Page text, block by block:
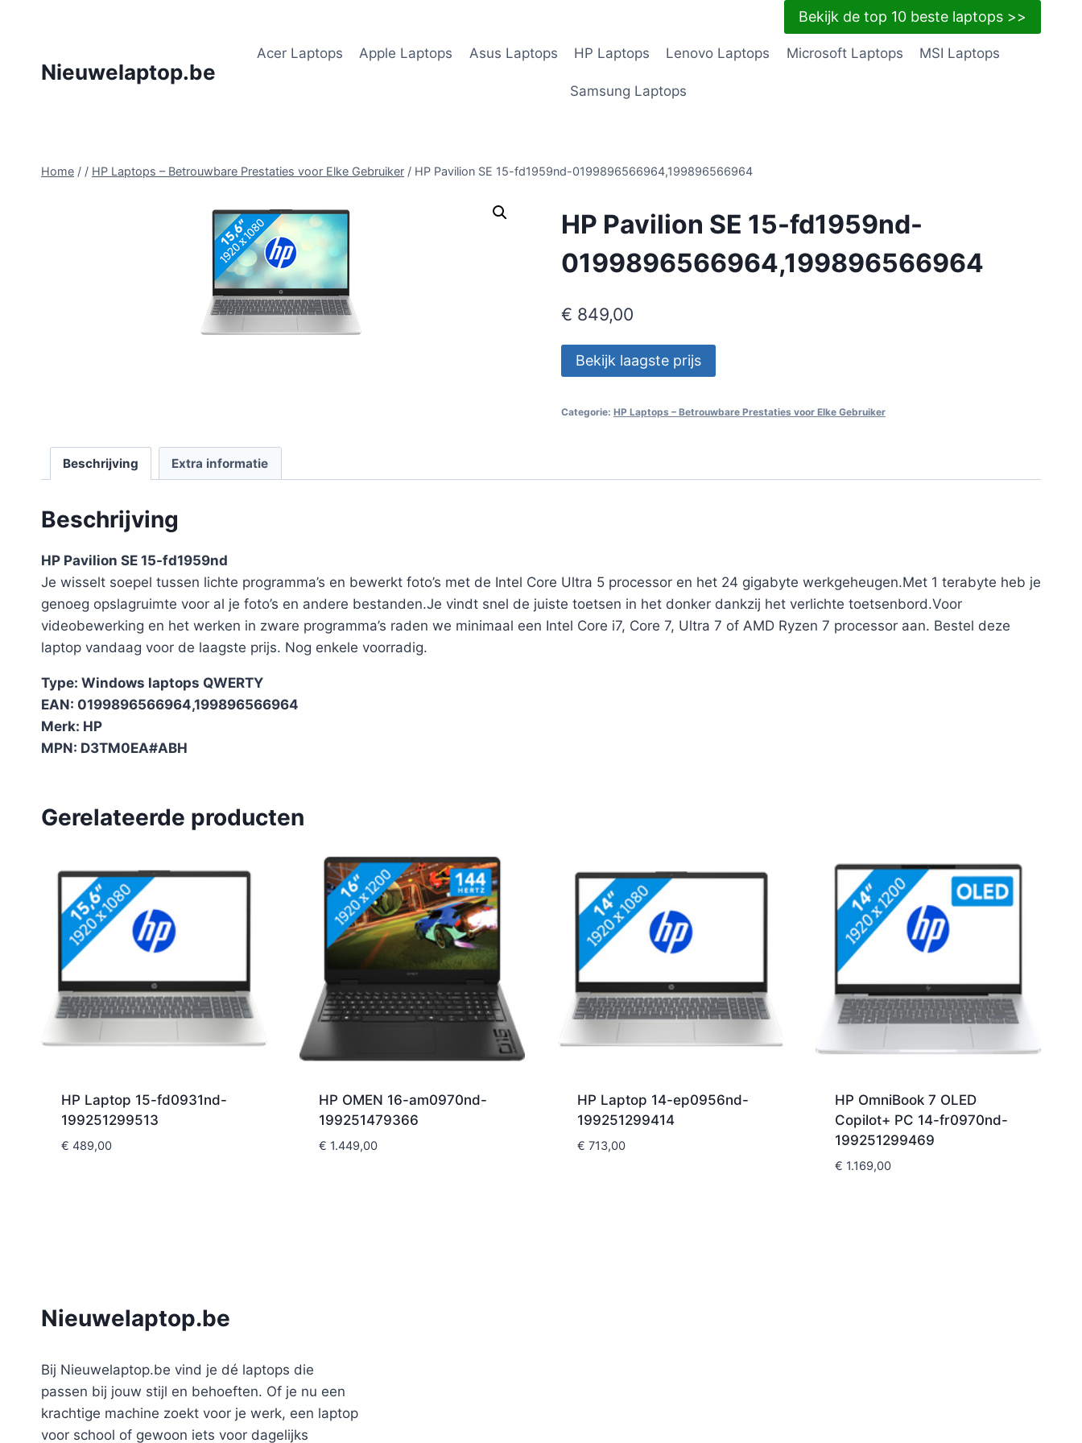
Bekijk de top 10 beste laptops >>
Nieuwelaptop.be
Acer Laptops Apple Laptops Asus Laptops HP Laptops Lenovo Laptops Microsoft Laptops MSI Laptops
Samsung Laptops
Home / / HP Laptops – Betrouwbare Prestaties voor Elke Gebruiker / HP Pavilion SE 15-fd1959nd-0199896566964,199896566964
HP Pavilion SE 15-fd1959nd-
0199896566964,199896566964
€ 849,00
Bekijk laagste prijs
Categorie: HP Laptops – Betrouwbare Prestaties voor Elke Gebruiker
Beschrijving Extra informatie
Beschrijving
HP Pavilion SE 15-fd1959nd
Je wisselt soepel tussen lichte programma’s en bewerkt foto’s met de Intel Core Ultra 5 processor en het 24 gigabyte werkgeheugen.Met 1 terabyte heb je
genoeg opslagruimte voor al je foto’s en andere bestanden.Je vindt snel de juiste toetsen in het donker dankzij het verlichte toetsenbord.Voor
videobewerking en het werken in zware programma’s raden we minimaal een Intel Core i7, Core 7, Ultra 7 of AMD Ryzen 7 processor aan. Bestel deze
laptop vandaag voor de laagste prijs. Nog enkele voorradig.
Type: Windows laptops QWERTY
EAN: 0199896566964,199896566964
Merk: HP
MPN: D3TM0EA#ABH
Gerelateerde producten
HP Laptop 15-fd0931nd-
199251299513
€ 489,00
HP OMEN 16-am0970nd-
199251479366
€ 1.449,00
HP Laptop 14-ep0956nd-
199251299414
€ 713,00
HP OmniBook 7 OLED
Copilot+ PC 14-fr0970nd-
199251299469
€ 1.169,00
Nieuwelaptop.be
Bij Nieuwelaptop.be vind je dé laptops die
passen bij jouw stijl en behoeften. Of je nu een
krachtige machine zoekt voor je werk, een laptop
voor school of gewoon iets voor dagelijks